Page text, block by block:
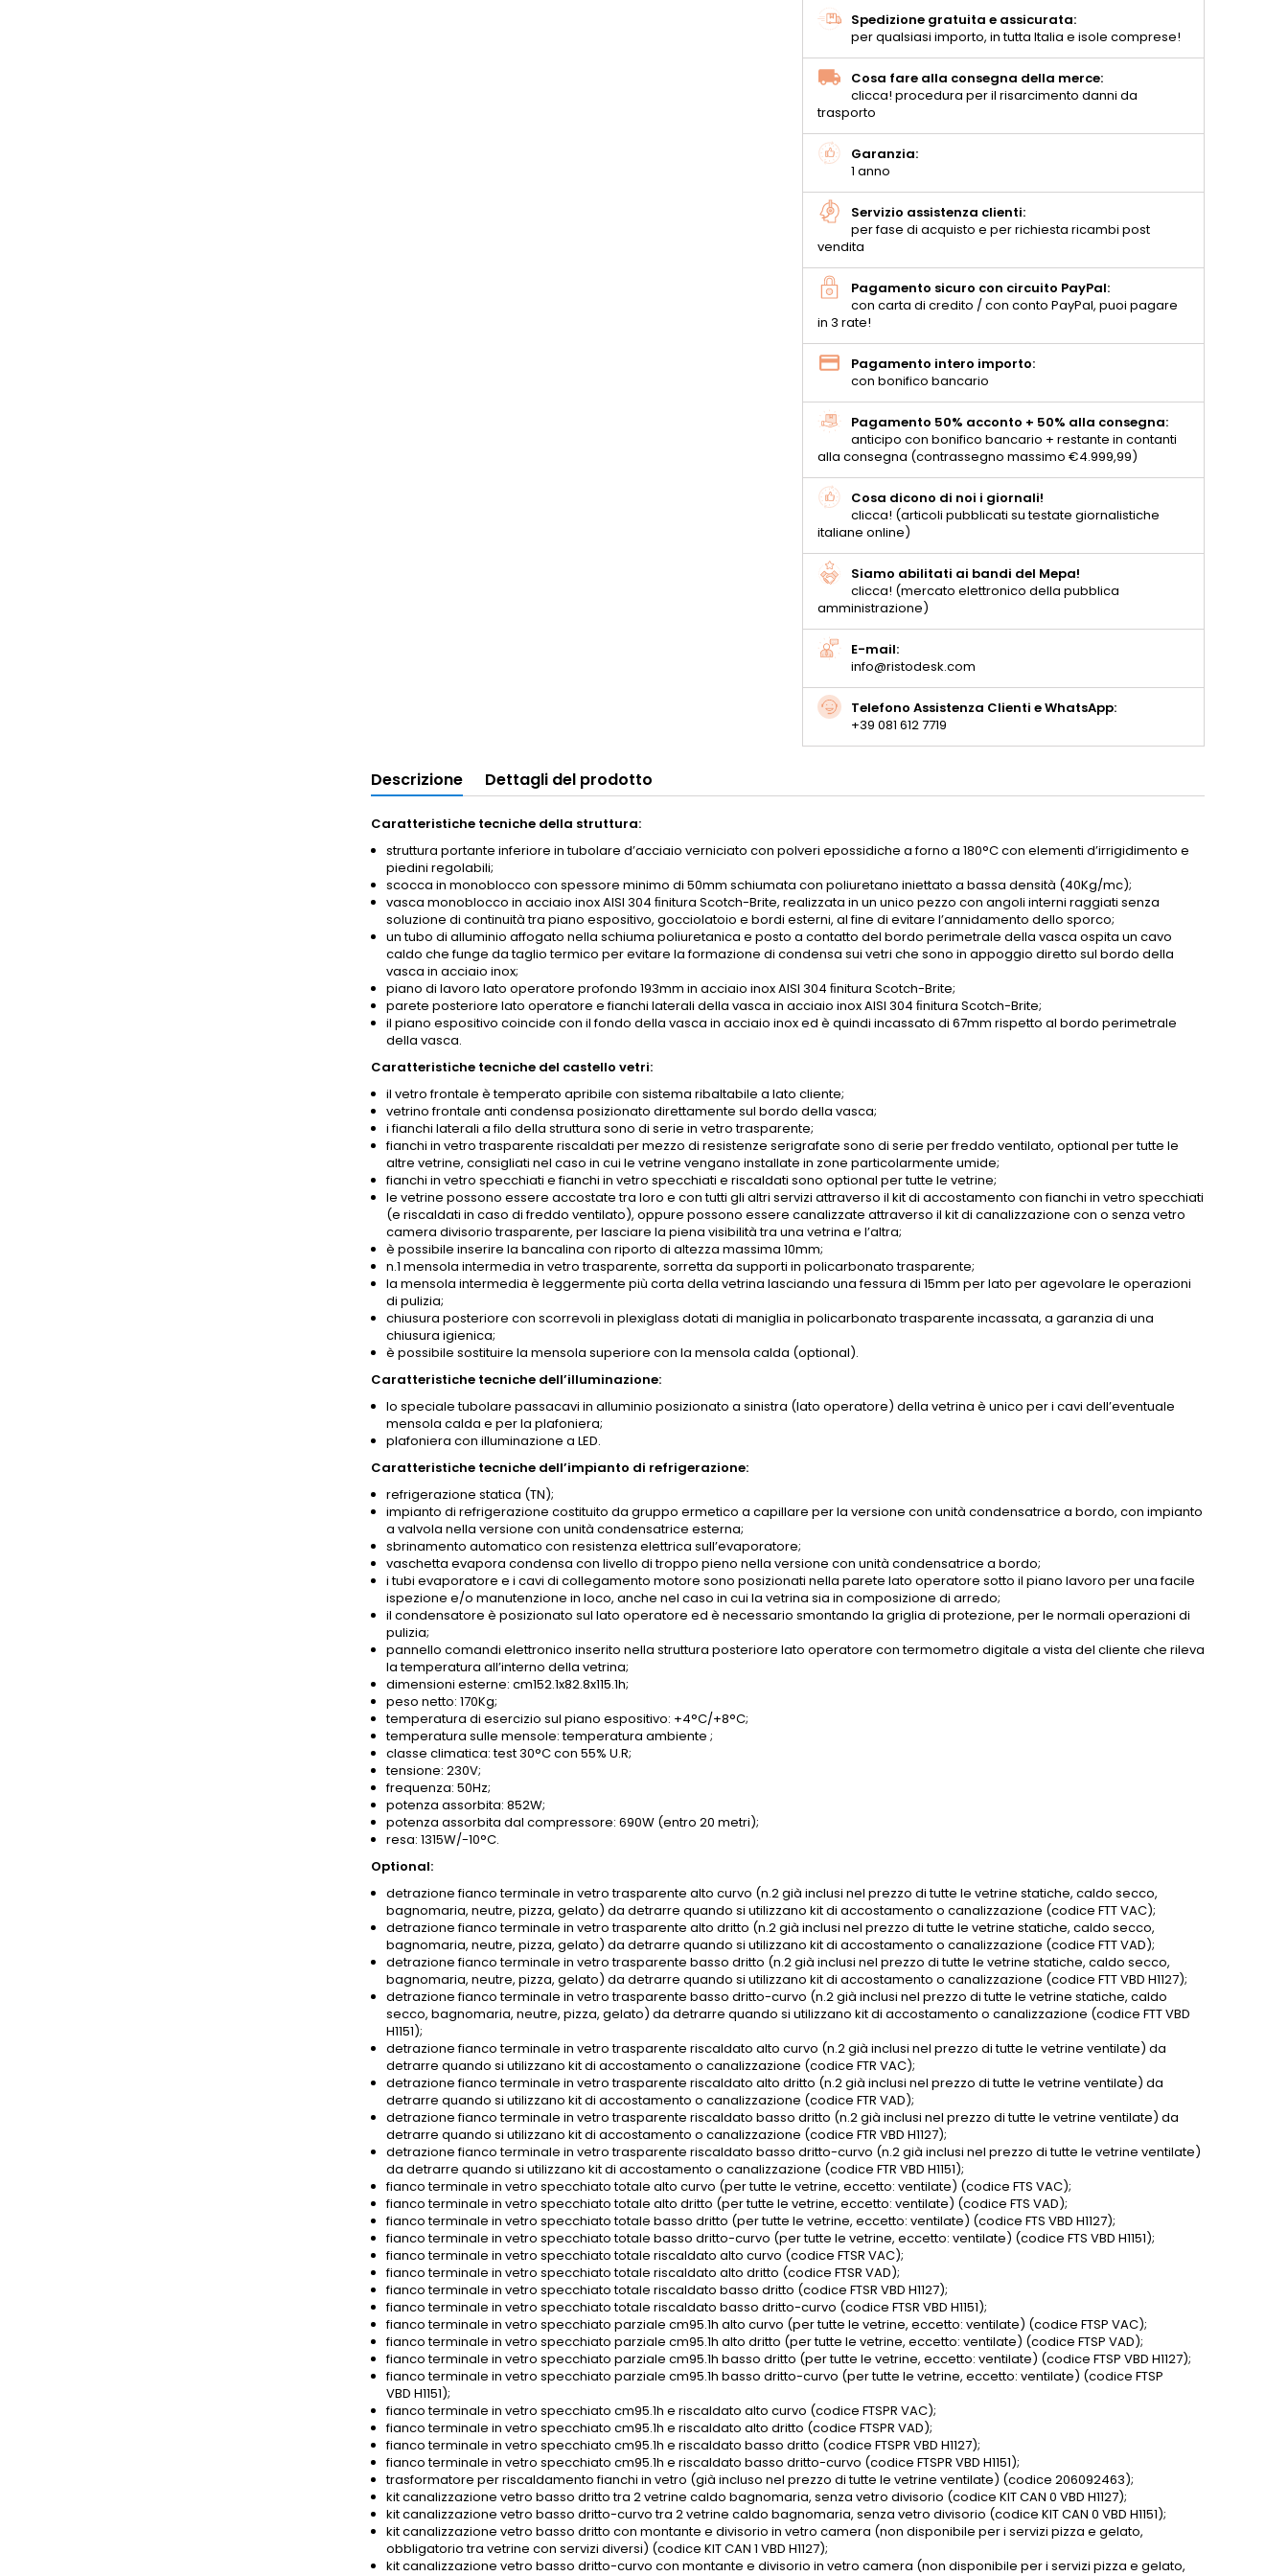
Spedizione gratuita e assicurata:
per qualsiasi importo, in tutta Italia e isole comprese!
Cosa fare alla consegna della merce:
clicca! procedura per il risarcimento danni da
trasporto
Garanzia:
1 anno
Servizio assistenza clienti:
per fase di acquisto e per richiesta ricambi post
vendita
Pagamento sicuro con circuito PayPal:
con carta di credito / con conto PayPal, puoi pagare
in 3 rate!
Pagamento intero importo:
con bonifico bancario
Pagamento 50% acconto + 50% alla consegna:
anticipo con bonifico bancario + restante in contanti
alla consegna (contrassegno massimo €4.999,99)
Cosa dicono di noi i giornali!
clicca! (articoli pubblicati su testate giornalistiche
italiane online)
Siamo abilitati ai bandi del Mepa!
clicca! (mercato elettronico della pubblica
amministrazione)
E-mail:
info@ristodesk.com
Telefono Assistenza Clienti e WhatsApp:
+39 081 612 7719
Descrizione Dettagli del prodotto
Caratteristiche tecniche della struttura:
struttura portante inferiore in tubolare d’acciaio verniciato con polveri epossidiche a forno a 180°C con elementi d’irrigidimento e
piedini regolabili;
scocca in monoblocco con spessore minimo di 50mm schiumata con poliuretano iniettato a bassa densità (40Kg/mc);
vasca monoblocco in acciaio inox AISI 304 ﬁnitura Scotch-Brite, realizzata in un unico pezzo con angoli interni raggiati senza
soluzione di continuità tra piano espositivo, gocciolatoio e bordi esterni, al fine di evitare l’annidamento dello sporco;
un tubo di alluminio affogato nella schiuma poliuretanica e posto a contatto del bordo perimetrale della vasca ospita un cavo
caldo che funge da taglio termico per evitare la formazione di condensa sui vetri che sono in appoggio diretto sul bordo della
vasca in acciaio inox;
piano di lavoro lato operatore profondo 193mm in acciaio inox AISI 304 ﬁnitura Scotch-Brite;
parete posteriore lato operatore e fianchi laterali della vasca in acciaio inox AISI 304 ﬁnitura Scotch-Brite;
il piano espositivo coincide con il fondo della vasca in acciaio inox ed è quindi incassato di 67mm rispetto al bordo perimetrale
della vasca.
Caratteristiche tecniche del castello vetri:
il vetro frontale è temperato apribile con sistema ribaltabile a lato cliente;
vetrino frontale anti condensa posizionato direttamente sul bordo della vasca;
i fianchi laterali a filo della struttura sono di serie in vetro trasparente;
fianchi in vetro trasparente riscaldati per mezzo di resistenze serigrafate sono di serie per freddo ventilato, optional per tutte le
altre vetrine, consigliati nel caso in cui le vetrine vengano installate in zone particolarmente umide;
fianchi in vetro specchiati e fianchi in vetro specchiati e riscaldati sono optional per tutte le vetrine;
le vetrine possono essere accostate tra loro e con tutti gli altri servizi attraverso il kit di accostamento con fianchi in vetro specchiati
(e riscaldati in caso di freddo ventilato), oppure possono essere canalizzate attraverso il kit di canalizzazione con o senza vetro
camera divisorio trasparente, per lasciare la piena visibilità tra una vetrina e l’altra;
è possibile inserire la bancalina con riporto di altezza massima 10mm;
n.1 mensola intermedia in vetro trasparente, sorretta da supporti in policarbonato trasparente;
la mensola intermedia è leggermente più corta della vetrina lasciando una fessura di 15mm per lato per agevolare le operazioni
di pulizia;
chiusura posteriore con scorrevoli in plexiglass dotati di maniglia in policarbonato trasparente incassata, a garanzia di una
chiusura igienica;
è possibile sostituire la mensola superiore con la mensola calda (optional).
Caratteristiche tecniche dell’illuminazione:
lo speciale tubolare passacavi in alluminio posizionato a sinistra (lato operatore) della vetrina è unico per i cavi dell’eventuale
mensola calda e per la plafoniera;
plafoniera con illuminazione a LED.
Caratteristiche tecniche dell’impianto di refrigerazione:
refrigerazione statica (TN);
impianto di refrigerazione costituito da gruppo ermetico a capillare per la versione con unità condensatrice a bordo, con impianto
a valvola nella versione con unità condensatrice esterna;
sbrinamento automatico con resistenza elettrica sull’evaporatore;
vaschetta evapora condensa con livello di troppo pieno nella versione con unità condensatrice a bordo;
i tubi evaporatore e i cavi di collegamento motore sono posizionati nella parete lato operatore sotto il piano lavoro per una facile
ispezione e/o manutenzione in loco, anche nel caso in cui la vetrina sia in composizione di arredo;
il condensatore è posizionato sul lato operatore ed è necessario smontando la griglia di protezione, per le normali operazioni di
pulizia;
pannello comandi elettronico inserito nella struttura posteriore lato operatore con termometro digitale a vista del cliente che rileva
la temperatura all’interno della vetrina;
dimensioni esterne: cm152.1x82.8x115.1h;
peso netto: 170Kg;
temperatura di esercizio sul piano espositivo: +4°C/+8°C;
temperatura sulle mensole: temperatura ambiente ;
classe climatica: test 30°C con 55% U.R;
tensione: 230V;
frequenza: 50Hz;
potenza assorbita: 852W;
potenza assorbita dal compressore: 690W (entro 20 metri);
resa: 1315W/-10°C.
Optional:
detrazione fianco terminale in vetro trasparente alto curvo (n.2 già inclusi nel prezzo di tutte le vetrine statiche, caldo secco,
bagnomaria, neutre, pizza, gelato) da detrarre quando si utilizzano kit di accostamento o canalizzazione (codice FTT VAC);
detrazione fianco terminale in vetro trasparente alto dritto (n.2 già inclusi nel prezzo di tutte le vetrine statiche, caldo secco,
bagnomaria, neutre, pizza, gelato) da detrarre quando si utilizzano kit di accostamento o canalizzazione (codice FTT VAD);
detrazione fianco terminale in vetro trasparente basso dritto (n.2 già inclusi nel prezzo di tutte le vetrine statiche, caldo secco,
bagnomaria, neutre, pizza, gelato) da detrarre quando si utilizzano kit di accostamento o canalizzazione (codice FTT VBD H1127);
detrazione fianco terminale in vetro trasparente basso dritto-curvo (n.2 già inclusi nel prezzo di tutte le vetrine statiche, caldo
secco, bagnomaria, neutre, pizza, gelato) da detrarre quando si utilizzano kit di accostamento o canalizzazione (codice FTT VBD
H1151);
detrazione fianco terminale in vetro trasparente riscaldato alto curvo (n.2 già inclusi nel prezzo di tutte le vetrine ventilate) da
detrarre quando si utilizzano kit di accostamento o canalizzazione (codice FTR VAC);
detrazione fianco terminale in vetro trasparente riscaldato alto dritto (n.2 già inclusi nel prezzo di tutte le vetrine ventilate) da
detrarre quando si utilizzano kit di accostamento o canalizzazione (codice FTR VAD);
detrazione fianco terminale in vetro trasparente riscaldato basso dritto (n.2 già inclusi nel prezzo di tutte le vetrine ventilate) da
detrarre quando si utilizzano kit di accostamento o canalizzazione (codice FTR VBD H1127);
detrazione fianco terminale in vetro trasparente riscaldato basso dritto-curvo (n.2 già inclusi nel prezzo di tutte le vetrine ventilate)
da detrarre quando si utilizzano kit di accostamento o canalizzazione (codice FTR VBD H1151);
fianco terminale in vetro specchiato totale alto curvo (per tutte le vetrine, eccetto: ventilate) (codice FTS VAC);
fianco terminale in vetro specchiato totale alto dritto (per tutte le vetrine, eccetto: ventilate) (codice FTS VAD);
fianco terminale in vetro specchiato totale basso dritto (per tutte le vetrine, eccetto: ventilate) (codice FTS VBD H1127);
fianco terminale in vetro specchiato totale basso dritto-curvo (per tutte le vetrine, eccetto: ventilate) (codice FTS VBD H1151);
fianco terminale in vetro specchiato totale riscaldato alto curvo (codice FTSR VAC);
fianco terminale in vetro specchiato totale riscaldato alto dritto (codice FTSR VAD);
fianco terminale in vetro specchiato totale riscaldato basso dritto (codice FTSR VBD H1127);
fianco terminale in vetro specchiato totale riscaldato basso dritto-curvo (codice FTSR VBD H1151);
fianco terminale in vetro specchiato parziale cm95.1h alto curvo (per tutte le vetrine, eccetto: ventilate) (codice FTSP VAC);
fianco terminale in vetro specchiato parziale cm95.1h alto dritto (per tutte le vetrine, eccetto: ventilate) (codice FTSP VAD);
fianco terminale in vetro specchiato parziale cm95.1h basso dritto (per tutte le vetrine, eccetto: ventilate) (codice FTSP VBD H1127);
fianco terminale in vetro specchiato parziale cm95.1h basso dritto-curvo (per tutte le vetrine, eccetto: ventilate) (codice FTSP
VBD H1151);
fianco terminale in vetro specchiato cm95.1h e riscaldato alto curvo (codice FTSPR VAC);
fianco terminale in vetro specchiato cm95.1h e riscaldato alto dritto (codice FTSPR VAD);
fianco terminale in vetro specchiato cm95.1h e riscaldato basso dritto (codice FTSPR VBD H1127);
fianco terminale in vetro specchiato cm95.1h e riscaldato basso dritto-curvo (codice FTSPR VBD H1151);
trasformatore per riscaldamento fianchi in vetro (già incluso nel prezzo di tutte le vetrine ventilate) (codice 206092463);
kit canalizzazione vetro basso dritto tra 2 vetrine caldo bagnomaria, senza vetro divisorio (codice KIT CAN 0 VBD H1127);
kit canalizzazione vetro basso dritto-curvo tra 2 vetrine caldo bagnomaria, senza vetro divisorio (codice KIT CAN 0 VBD H1151);
kit canalizzazione vetro basso dritto con montante e divisorio in vetro camera (non disponibile per i servizi pizza e gelato,
obbligatorio tra vetrine con servizi diversi) (codice KIT CAN 1 VBD H1127);
kit canalizzazione vetro basso dritto-curvo con montante e divisorio in vetro camera (non disponibile per i servizi pizza e gelato,